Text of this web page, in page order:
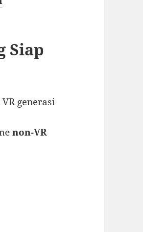
Siap
generasi
non-VR